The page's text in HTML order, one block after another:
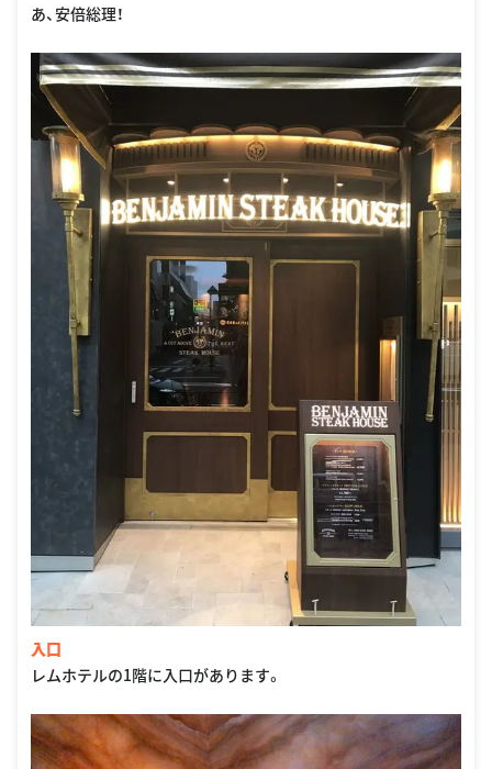
あ、安倍総理！
入口
レムホテルの1階に入口があります。